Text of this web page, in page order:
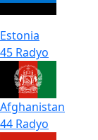
Estonia
45 Radyo
Afghanistan
44 Radyo